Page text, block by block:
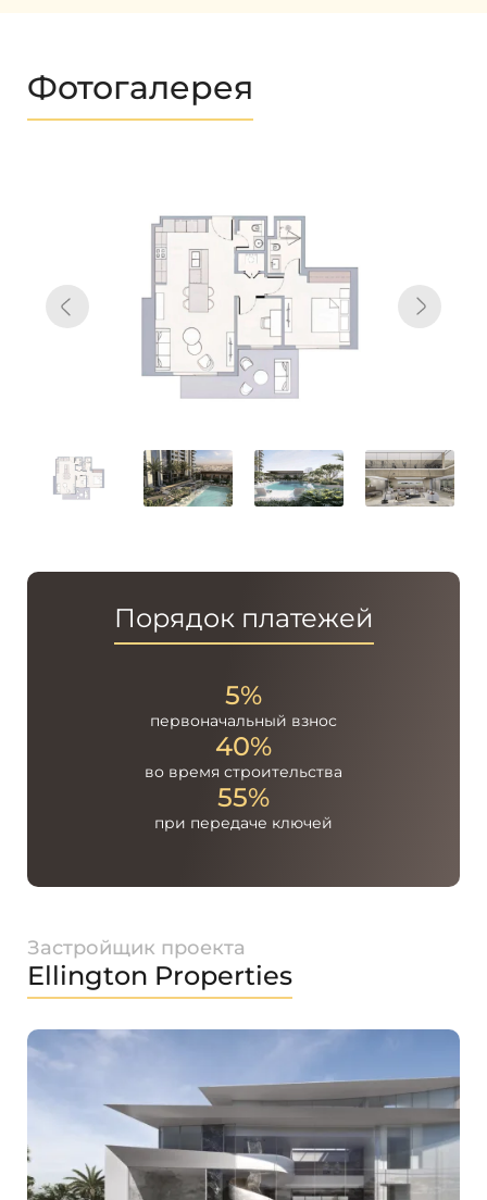
Фотогалерея
Порядок платежей
5%
первоначальный взнос
40%
во время строительства
55%
при передаче ключей
Застройщик проекта
Ellington Properties